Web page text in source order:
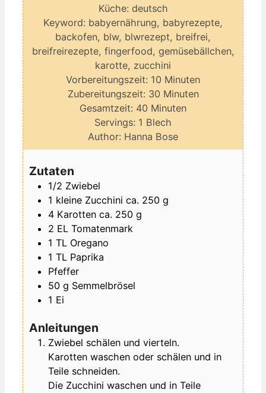
Küche: deutsch
Keyword: babyernährung, babyrezepte,
backofen, blw, blwrezept, breifrei,
breifreirezepte, fingerfood, gemüsebällchen,
karotte, zucchini
Vorbereitungszeit: 10 Minuten
Minuten
Zubereitungszeit: 30Minuten
Minuten
Gesamtzeit: 40 Minuten
Minuten
Servings: 1 Blech
Author: Hanna Bose
Zutaten
1/2 Zwiebel
1 kleine Zucchini ca. 250 g
4 Karotten ca. 250 g
2 EL Tomatenmark
1 TL Oregano
1 TL Paprika
Pfeffer
50 g Semmelbrösel
1 Ei
Anleitungen
Zwiebel schälen und vierteln.
Karotten waschen oder schälen und in
Teile schneiden.
Die Zucchini waschen und in Teile